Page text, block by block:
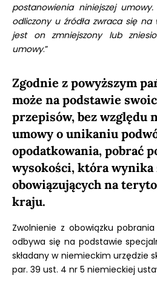
postanowienia niniejszej
odliczony u źródła zwraca się na
jest on zmniejszony lub
umowy.”
Zgodnie z powyższym
może na podstawie
przepisów, bez względu
umowy o unikaniu
opodatkowania, pobrać
wysokości, która wynika
obowiązujących na
kraju.
Zwolnienie z obowiązku
odbywa się na podstawie
składany w niemieckim urzędzie
par. 39 ust. 4 nr 5 niemieckiej